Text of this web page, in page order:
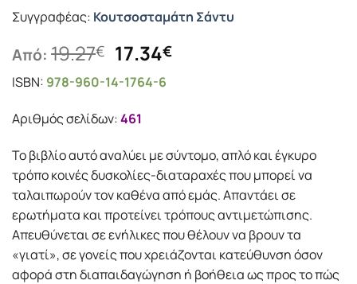
Συγγραφέας: Κουτσοσταμάτη Σάντυ
Από: 19.27€ Original
price
was:
19.27€.
17.34€Η
ISBN: 978-960-14-1764-6
Αριθμός σελίδων:461
Το βιβλίο αυτό αναλύει με σύντομο, απλό και έγκυρο
τρόπο κοινές δυσκολίες-διαταραχές που μπορεί να
ταλαιπωρούν τον καθένα από εμάς. Απαντάει σε
ερωτήματα και προτείνει τρόπους αντιμετώπισης.
Απευθύνεται σε ενήλικες που θέλουν να βρουν τα
«γιατί», σε γονείς που χρειάζονται κατεύθυνση όσον
αφορά στη διαπαιδαγώγηση ή βοήθεια ως προς το πώς